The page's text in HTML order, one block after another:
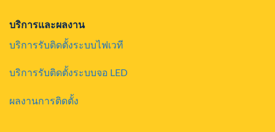
บริการและผลงาน
บริการรับติดตั้งระบบไฟเวที
บริการรับติดตั้งระบบจอ LED
ผลงานการติดตั้ง